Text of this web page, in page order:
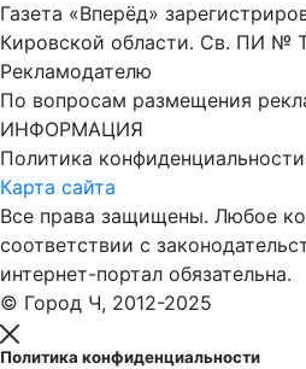
Газета «Вперёд»
Кировской области. Св. ПИ №
Рекламодателю
По вопросам размещения
ИНФОРМАЦИЯ
Политика конфиденциальности
Карта сайта
Все права защищены. Любое
соответствии с
интернет-портал обязательна.
© Город Ч, 2012-2025
Политика конфиденциальности